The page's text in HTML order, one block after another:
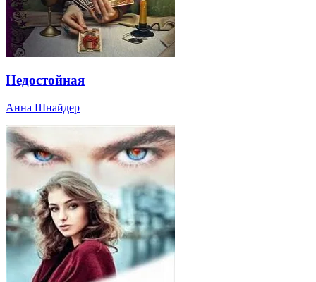
Недостойная
Анна Шнайдер